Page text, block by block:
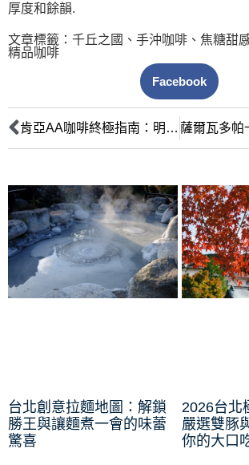
厚度和餘韻.
文章標籤： 千丘之國 、 手沖咖啡 、 焦糖甜
精品咖啡
Facebook
肯亞AA咖啡終極指南：明亮酸質、黑醋栗風味與嚴格分級全解析
台北創意拉麵地圖：解鎖
勝王與讓麵煮一會的味蕾
驚喜
2026台北
嚴選雙豚
你的大口